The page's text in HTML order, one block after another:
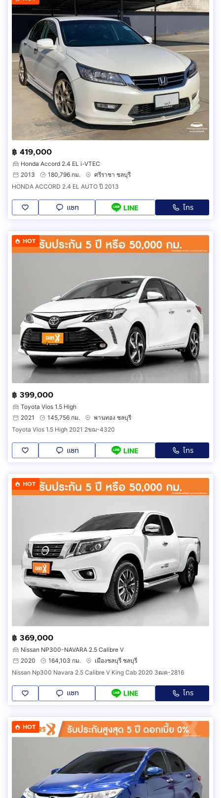
฿ 419,000
Honda Accord 2.4 EL i-VTEC
2013
180,796 กม.
ศรีราชา ชลบุรี
HONDA ACCORD 2.4 EL AUTO ปี 2013
แชท LINE โทร
HOT
฿ 399,000
Toyota Vios 1.5 High
2021
145,756 กม.
พานทอง ชลบุรี
Toyota Vios 1.5 High 2021 2ขฌ-4320
แชท LINE โทร
HOT
฿ 369,000
Nissan NP300-NAVARA 2.5 Calibre V
2020
164,103 กม.
เมืองชลบุรี ชลบุรี
Nissan Np300 Navara 2.5 Calibre V King Cab 2020 3ฒค-2816
แชท LINE โทร
HOT